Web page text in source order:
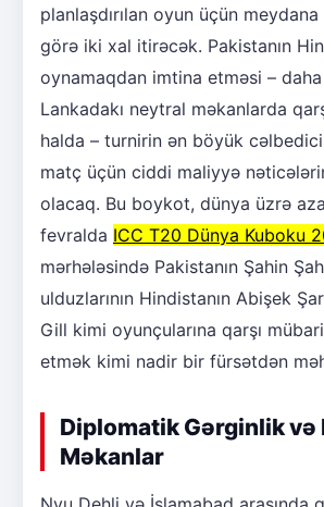
planlaşdırılan oyun üçün meydana
görə iki xal itirəcək. Pakistanın
oynamaqdan imtina etməsi –
Lankadakı neytral məkanlarda
halda – turnirin ən böyük
matç üçün ciddi maliyyə
olacaq. Bu boykot, dünya üzrə
fevralda ICC T20 Dünya Kuboku
mərhələsində Pakistanın Şahin
ulduzlarının Hindistanın Abişek
Gill kimi oyunçularına qarşı
etmək kimi nadir bir fürsətdən
Diplomatik Gərginlik və
Məkanlar